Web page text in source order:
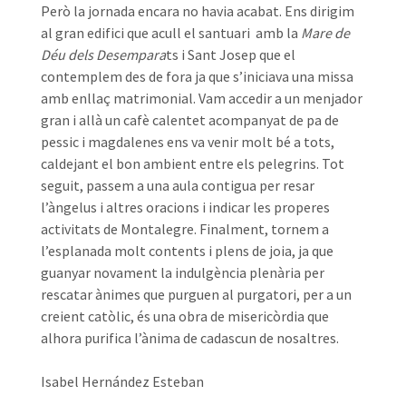
Però la jornada encara no havia acabat. Ens dirigim
al gran edifici que acull el santuari amb la Mare de
Déu dels Desemparats i Sant Josep que el
contemplem des de fora ja que s’iniciava una missa
amb enllaç matrimonial. Vam accedir a un menjador
gran i allà un cafè calentet acompanyat de pa de
pessic i magdalenes ens va venir molt bé a tots,
caldejant el bon ambient entre els pelegrins. Tot
seguit, passem a una aula contigua per resar
l’àngelus i altres oracions i indicar les properes
activitats de Montalegre. Finalment, tornem a
l’esplanada molt contents i plens de joia, ja que
guanyar novament la indulgència plenària per
rescatar ànimes que purguen al purgatori, per a un
creient catòlic, és una obra de misericòrdia que
alhora purifica l’ànima de cadascun de nosaltres.
Isabel Hernández Esteban